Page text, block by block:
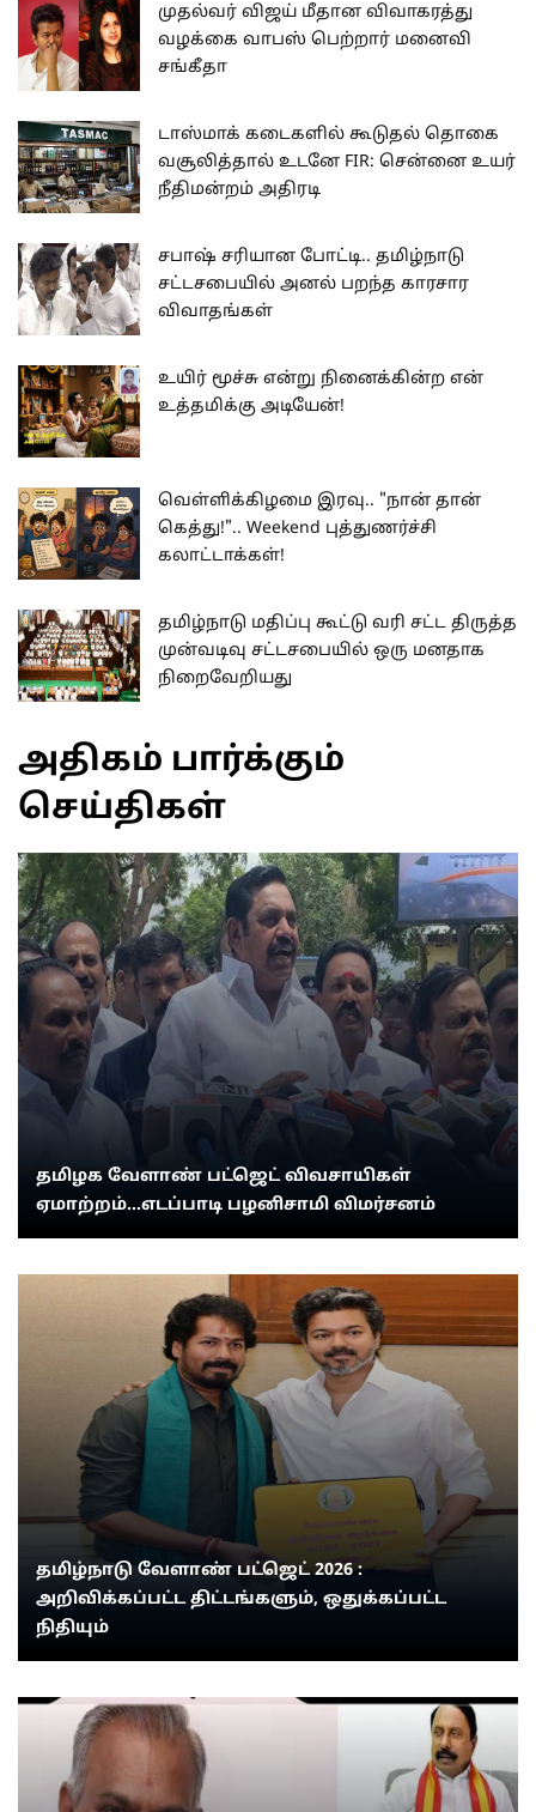
முதல்வர் விஜய் மீதான விவாகரத்து
வழக்கை வாபஸ் பெற்றார் மனைவி
சங்கீதா
டாஸ்மாக் கடைகளில் கூடுதல் தொகை
வசூலித்தால் உடனே FIR: சென்னை உயர்
நீதிமன்றம் அதிரடி
சபாஷ் சரியான போட்டி.. தமிழ்நாடு
சட்டசபையில் அனல் பறந்த காரசார
விவாதங்கள்
உயிர் மூச்சு என்று நினைக்கின்ற என்
உத்தமிக்கு அடியேன்!
வெள்ளிக்கிழமை இரவு.. "நான் தான்
கெத்து!".. Weekend புத்துணர்ச்சி
கலாட்டாக்கள்!
தமிழ்நாடு மதிப்பு கூட்டு வரி சட்ட திருத்த
முன்வடிவு சட்டசபையில் ஒரு மனதாக
நிறைவேறியது
அதிகம் பார்க்கும்
செய்திகள்
தமிழக வேளாண் பட்ஜெட் விவசாயிகள்
ஏமாற்றம்...எடப்பாடி பழனிசாமி விமர்சனம்
தமிழ்நாடு வேளாண் பட்ஜெட் 2026 :
அறிவிக்கப்பட்ட திட்டங்களும், ஒதுக்கப்பட்ட
நிதியும்